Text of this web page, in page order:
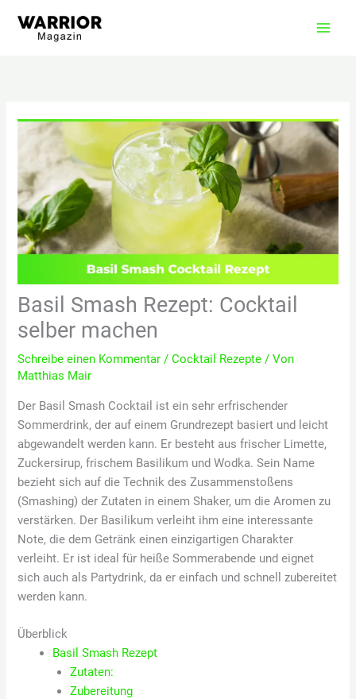
Inhalt
Basil Smash Rezept: Cocktail
selber machen
Schreibe einen Kommentar /Cocktail Rezepte / Von
Matthias Mair
Der Basil Smash Cocktail ist ein sehr erfrischender
Sommerdrink, der auf einem Grundrezept basiert und leicht
abgewandelt werden kann. Er besteht aus frischer Limette,
Zuckersirup, frischem Basilikum und Wodka. Sein Name
bezieht sich auf die Technik des Zusammenstoßens
(Smashing) der Zutaten in einem Shaker, um die Aromen zu
verstärken. Der Basilikum verleiht ihm eine interessante
Note, die dem Getränk einen einzigartigen Charakter
verleiht. Er ist ideal für heiße Sommerabende und eignet
sich auch als Partydrink, da er einfach und schnell zubereitet
werden kann.
Überblick
Basil Smash Rezept
Zutaten:
Zubereitung